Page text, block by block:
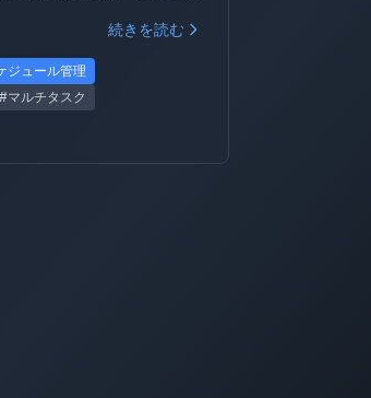
各管理術を通じて、作
性を維持するヒントを
続きを読む
ジュール管理
#マルチタスク